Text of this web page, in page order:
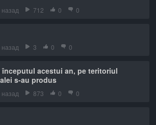
назад 712 0 0
назад 3 0 0
începutul acestui an, pe teritoriul
s-au produs
назад 873 0 0